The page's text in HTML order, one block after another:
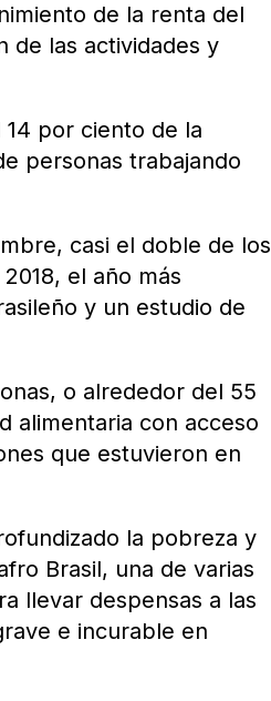
de la renta del
de las actividades y
por ciento de la
personas trabajando
casi el doble de los
el año más
y un estudio de
o alrededor del 55
alimentaria con acceso
que estuvieron en
la pobreza y
Brasil, una de varias
llevar despensas a las
e incurable en